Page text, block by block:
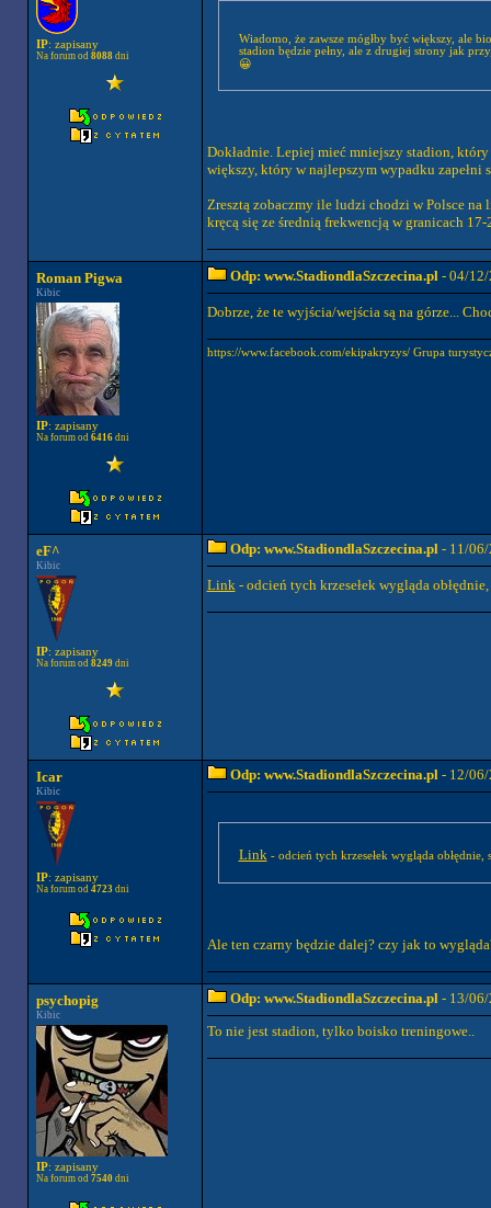
IP: zapisany
Na forum od 8088dni
Wiadomo, że zawsze mógłby być większy, ale
stadion będzie pełny, ale z drugiej strony jak
😀
Dokładnie. Lepiej mieć mniejszy stadion,
większy, który w najlepszym wypadku zapełni
Zresztą zobaczmy ile ludzi chodzi w Polsce
kręcą się ze średnią frekwencją w granicach
Roman Pigwa
Kibic
IP: zapisany
Na forum od 6416dni
Odp: www.StadiondlaSzczecina.pl- 04/12/
Dobrze, że te wyjścia/wejścia są na górze...
https://www.facebook.com/ekipakryzys/ Grupa
eF^
Kibic
IP: zapisany
Na forum od 8249dni
Odp: www.StadiondlaSzczecina.pl- 11/06/
Link- odcień tych krzesełek wygląda
Icar
Kibic
IP: zapisany
Na forum od 4723dni
Odp: www.StadiondlaSzczecina.pl- 12/06/
Link - odcień tych krzesełek wygląda obłędnie,
Ale ten czarny będzie dalej? czy jak to
psychopig
Kibic
IP: zapisany
Na forum od 7540dni
Odp: www.StadiondlaSzczecina.pl- 13/06/
To nie jest stadion, tylko boisko treningowe..